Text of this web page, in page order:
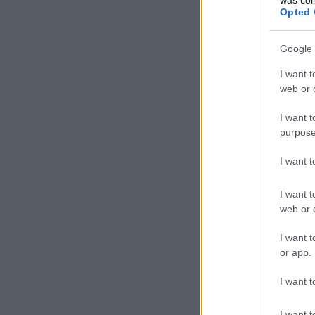
Opted
Google
I want
web or
I want
I want
I want
web or
I want
or app.
I want